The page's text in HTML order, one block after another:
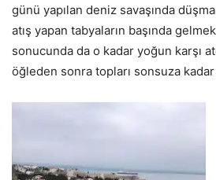
günü yapılan deniz savaşında
atış yapan tabyaların başında
sonucunda da o kadar yoğun karşı
öğleden sonra topları sonsuza